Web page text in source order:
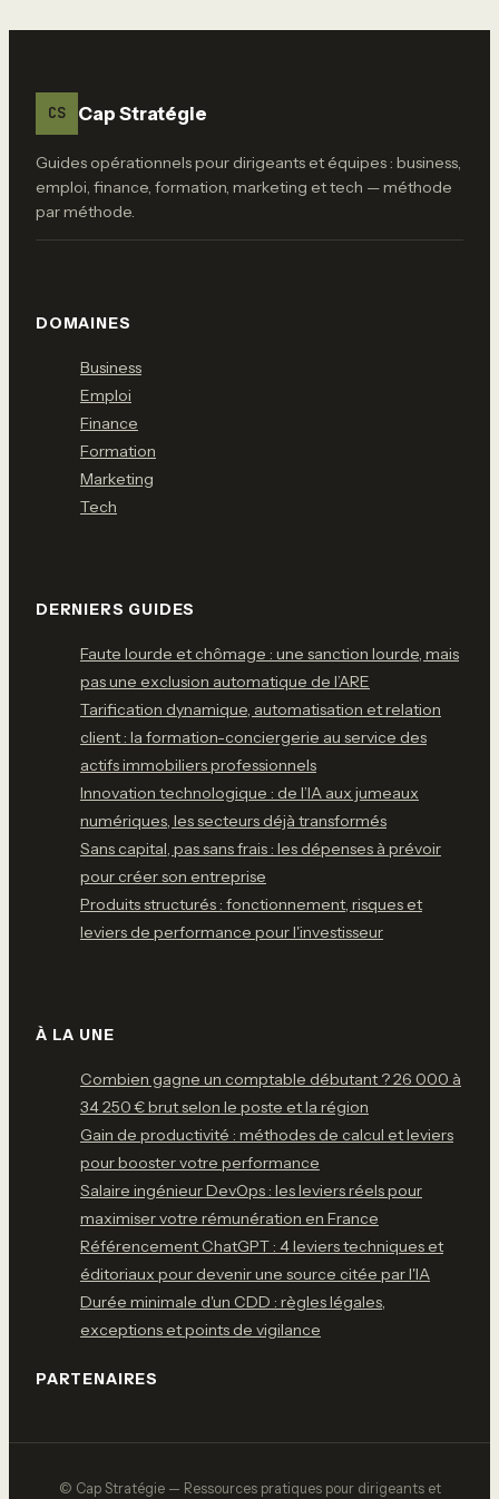
leviers pour
CS Cap Stratégie
Guides opérationnels pour dirigeants et équipes : business,
emploi, finance, formation, marketing et tech — méthode
par méthode.
DOMAINES
Business
Emploi
Finance
Formation
Marketing
Tech
DERNIERS GUIDES
Faute lourde et chômage : une sanction lourde, mais
pas une exclusion automatique de l’ARE
Tarification dynamique, automatisation et relation
client : la formation-conciergerie au service des
actifs immobiliers professionnels
Innovation technologique : de l’IA aux jumeaux
numériques, les secteurs déjà transformés
Sans capital, pas sans frais : les dépenses à prévoir
pour créer son entreprise
Produits structurés : fonctionnement, risques et
leviers de performance pour l'investisseur
À LA UNE
Combien gagne un comptable débutant ? 26 000 à
34 250 € brut selon le poste et la région
Gain de productivité : méthodes de calcul et leviers
pour booster votre performance
Salaire ingénieur DevOps : les leviers réels pour
maximiser votre rémunération en France
Référencement ChatGPT : 4 leviers techniques et
éditoriaux pour devenir une source citée par l'IA
Durée minimale d'un CDD : règles légales,
exceptions et points de vigilance
PARTENAIRES
© Cap Stratégie — Ressources pratiques pour dirigeants et